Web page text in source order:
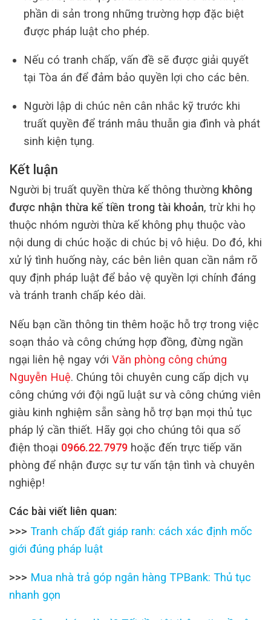
phần di sản trong những trường hợp đặc biệt
được pháp luật cho phép.
Nếu có tranh chấp, vấn đề sẽ được giải quyết
tại Tòa án để đảm bảo quyền lợi cho các bên.
Người lập di chúc nên cân nhắc kỹ trước khi
truất quyền để tránh mâu thuẫn gia đình và phát
sinh kiện tụng.
Kết luận
Người bị truất quyền thừa kế thông thường không
được nhận thừa kế tiền trong tài khoản, trừ khi họ
thuộc nhóm người thừa kế không phụ thuộc vào
nội dung di chúc hoặc di chúc bị vô hiệu. Do đó, khi
xử lý tình huống này, các bên liên quan cần nắm rõ
quy định pháp luật để bảo vệ quyền lợi chính đáng
và tránh tranh chấp kéo dài.
Nếu bạn cần thông tin thêm hoặc hỗ trợ trong việc
soạn thảo và công chứng hợp đồng, đừng ngần
ngại liên hệ ngay với Văn phòng công chứng
Nguyễn Huệ. Chúng tôi chuyên cung cấp dịch vụ
công chứng với đội ngũ luật sư và công chứng viên
giàu kinh nghiệm sẵn sàng hỗ trợ bạn mọi thủ tục
pháp lý cần thiết. Hãy gọi cho chúng tôi qua số
điện thoại 0966.22.7979 hoặc đến trực tiếp văn
phòng để nhận được sự tư vấn tận tình và chuyên
nghiệp!
Các bài viết liên quan:
>>> Tranh chấp đất giáp ranh: cách xác định mốc
giới đúng pháp luật
>>> Mua nhà trả góp ngân hàng TPBank: Thủ tục
nhanh gọn